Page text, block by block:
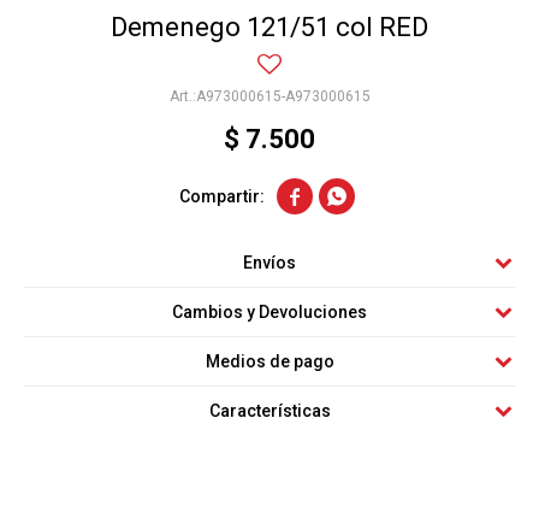
Demenego 121/51 col RED
A973000615-A973000615
$ 7.500
 
Envíos
Cambios y Devoluciones
Medios de pago
Características